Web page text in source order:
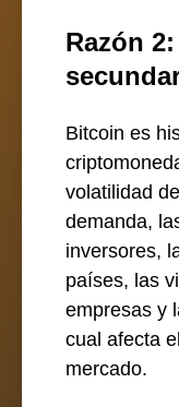
Razón
Bitcoin es
volatilidad
demanda,
inversores,
países, las
empresas y
cual afecta
mercado.